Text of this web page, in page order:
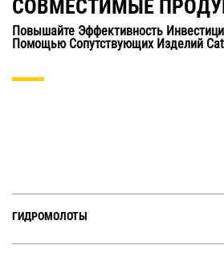
СОВМЕСТИМЫЕ
Повышайте Эффективность
Помощью Сопутствующих Изделий Cat
ГИДРОМОЛОТЫ